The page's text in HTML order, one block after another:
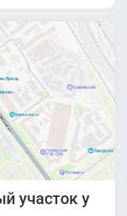
участок у